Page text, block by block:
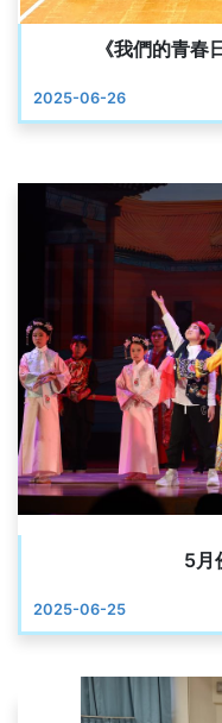
《我們的青
2025-06-26
5月
2025-06-25